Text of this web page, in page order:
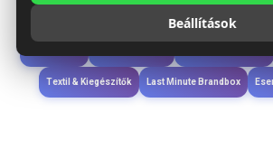
Wellness & Ápolás
Textil & Kiegészítők Last Minute Brandbox
Beállítások